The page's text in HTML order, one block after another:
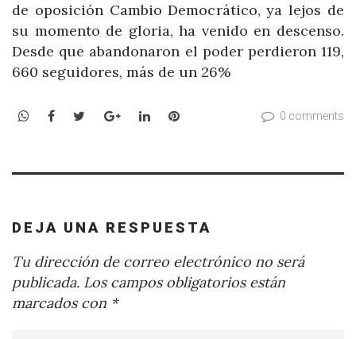
de oposición Cambio Democrático, ya lejos de
su momento de gloria, ha venido en descenso.
Desde que abandonaron el poder perdieron 119,
660 seguidores, más de un 26%
WhatsApp
Facebook
TwitterGoogle+LinkedInPinterest 0 comments
DEJA UNA RESPUESTA
Tu dirección de correo electrónico no será
publicada. Los campos obligatorios están
marcados con *